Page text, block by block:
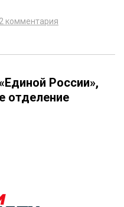
2 комментария
России»,
отделение